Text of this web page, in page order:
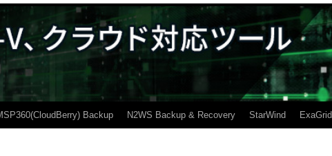
Backup N2WS Backup & Recovery StarWind ExaGrid